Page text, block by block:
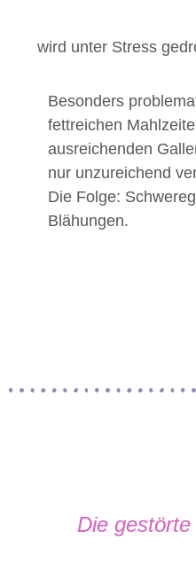
wird unter Stress
Besonders
fettreichen
ausreichenden
nur unzureichend
Die Folge:
Blähungen.
Die